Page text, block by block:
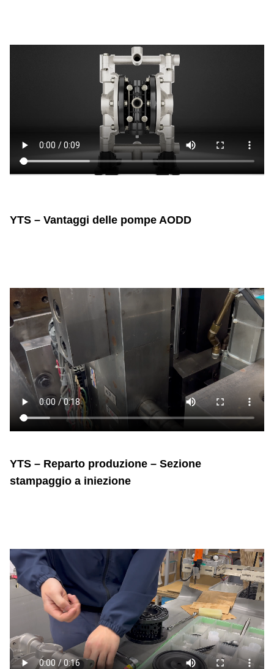
YTS – Vantaggi delle pompe AODD
YTS – Reparto produzione – Sezione
stampaggio a iniezione